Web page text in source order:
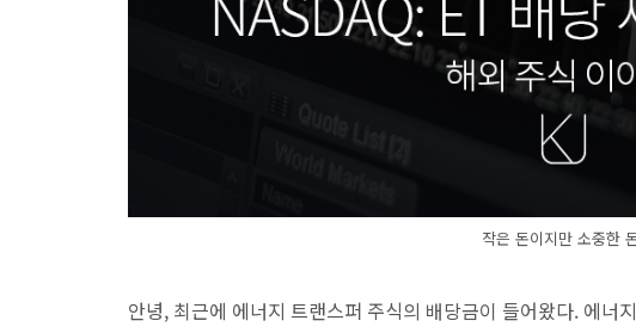
작은 돈이지만 소중한
안녕, 최근에 에너지 트랜스퍼 주식의 배당금이 들어왔다. 에너